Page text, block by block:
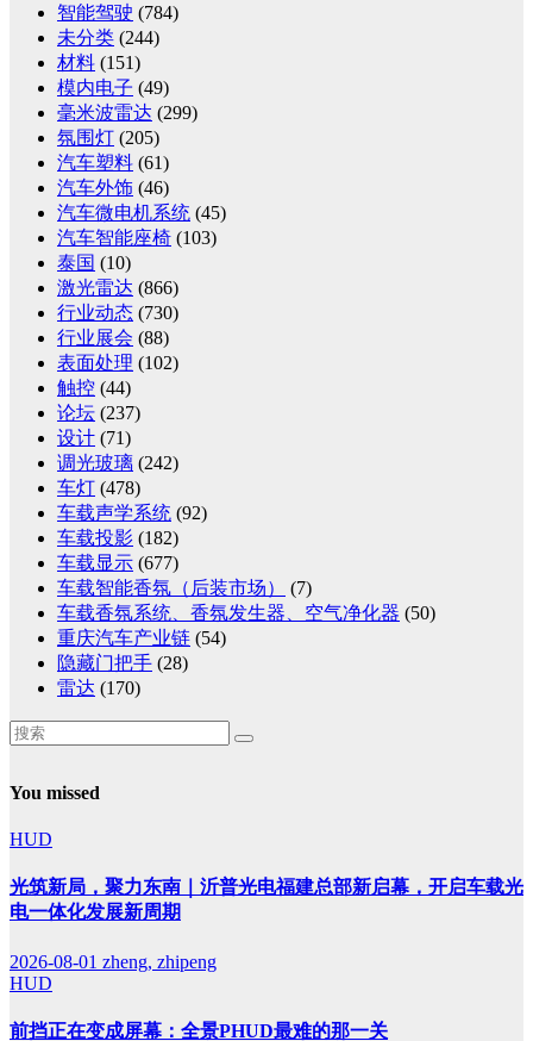
智能驾驶 (784)
未分类 (244)
材料 (151)
模内电子 (49)
毫米波雷达 (299)
氛围灯 (205)
汽车塑料 (61)
汽车外饰 (46)
汽车微电机系统 (45)
汽车智能座椅 (103)
泰国 (10)
激光雷达 (866)
行业动态 (730)
行业展会 (88)
表面处理 (102)
触控 (44)
论坛 (237)
设计 (71)
调光玻璃 (242)
车灯 (478)
车载声学系统 (92)
车载投影 (182)
车载显示 (677)
车载智能香氛（后装市场）
(7)
车载香氛系统、香氛发生器、空气净化器 (50)
重庆汽车产业链 (54)
隐藏门把手 (28)
雷达 (170)
You missed
HUD
光筑新局，聚力东南｜沂普光电福建总部新启幕，开启车载光
电一体化发展新周期
2026-08-01 zheng, zhipeng
HUD
前挡正在变成屏幕：全景PHUD最难的那一关